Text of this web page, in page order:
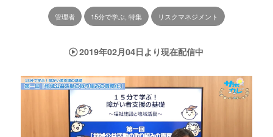
管理者 15分で学ぶ, 特集 リスクマネジメント
2019年02月04日より現在配信中